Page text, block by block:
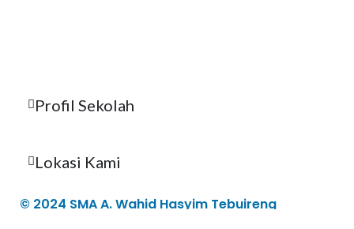
Profil Sekolah
Lokasi Kami
© 2024 SMA A. Wahid Hasyim Tebuireng